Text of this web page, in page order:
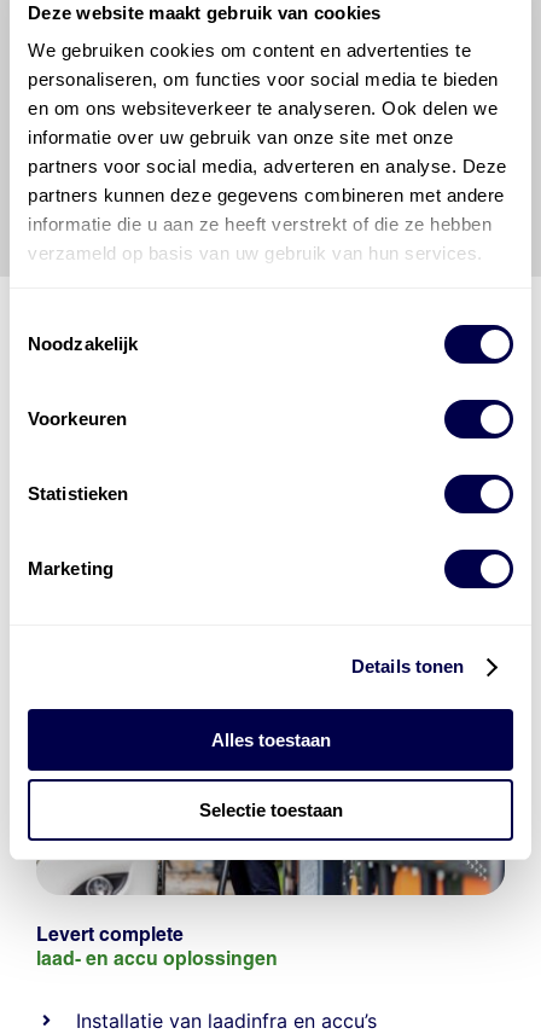
Deze website maakt gebruik van cookies
We gebruiken cookies om content en advertenties te
personaliseren, om functies voor social media te bieden
en om ons websiteverkeer te analyseren. Ook delen we
informatie over uw gebruik van onze site met onze
partners voor social media, adverteren en analyse. Deze
partners kunnen deze gegevens combineren met andere
informatie die u aan ze heeft verstrekt of die ze hebben
verzameld op basis van uw gebruik van hun services.
Noodzakelijk
Voorkeuren
Statistieken
Marketing
Details tonen
Alles toestaan
Selectie toestaan
raadplegen en te gebruiken erkent de gebruiker dat
hij/zij de ervaring, de kennis en het vermogen heeft
om de vereiste onderhoudswerkzaamheden op een
veilige en verantwoorde manier uit te voeren. Hij/zij
vrijwaart en indemniseert de uitgever enDen Hartog
Energies voor enig verlies, letsel, claim en schade
veroorzaakt door een onjuiste interpretatie of een
onjuist gebruik van de gepubliceerde gegevens.
Levert complete
laad- en accu oplossingen
Installatie van laadinfra en accu’s